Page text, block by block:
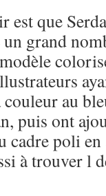
est que
grand
au
puis ont
cadre poli
à trouver l